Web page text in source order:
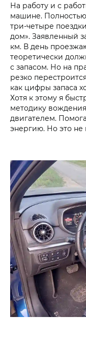
На работу и с
машине. Полностью
три-четыре
дом». Заявленный
км. В день
теоретически
с запасом. Но на
резко
как цифры запаса
Хотя к этому я
методику
двигателем.
энергию. Но это не